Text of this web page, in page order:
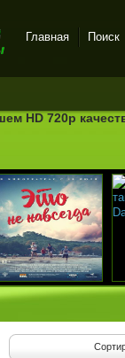
Главная Поиск
HD 720p